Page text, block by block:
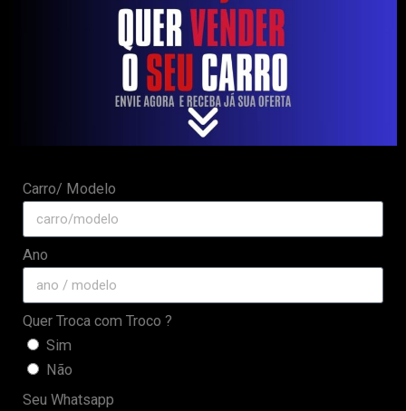
Carro/ Modelo
Ano
Quer Troca com Troco ?
Sim
Não
Seu Whatsapp